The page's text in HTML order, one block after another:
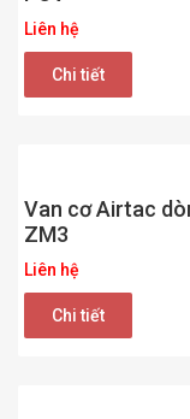
Liên hệ
Chi tiết
Van cơ Airtac
ZM3
Liên hệ
Chi tiết